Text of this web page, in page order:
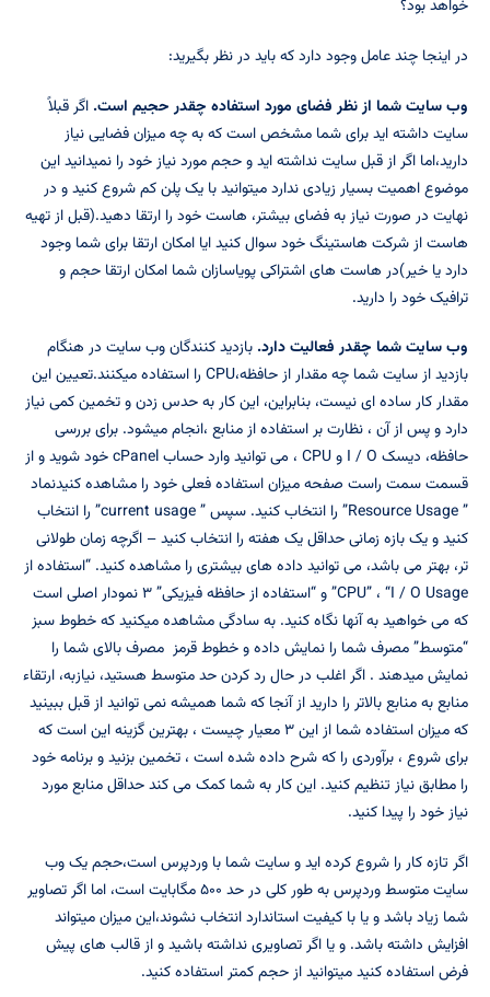
خواهد بود؟
در اینجا چند عامل وجود دارد که باید در نظر بگیرید:
وب سایت شما از نظر فضای مورد استفاده چقدر حجیم است. اگر قبلاً
سایت داشته اید برای شما مشخص است که به چه میزان فضایی نیاز
دارید،اما اگر از قبل سایت نداشته اید و حجم مورد نیاز خود را نمیدانید این
موضوع اهمیت بسیار زیادی ندارد میتوانید با یک پلن کم شروع کنید و در
نهایت در صورت نیاز به فضای بیشتر، هاست خود را ارتقا دهید.(قبل از تهیه
هاست از شرکت هاستینگ خود سوال کنید ایا امکان ارتقا برای شما وجود
دارد یا خیر)در هاست های اشتراکی پویاسازان شما امکان ارتقا حجم و
ترافیک خود را دارید.
وب سایت شما چقدر فعالیت دارد. بازدید کنندگان وب سایت در هنگام
بازدید از سایت شما چه مقدار از حافظه،CPU را استفاده میکنند.تعیین این
مقدار کار ساده ای نیست، بنابراین، این کار به حدس زدن و تخمین کمی نیاز
دارد و پس از آن ، نظارت بر استفاده از منابع ،انجام میشود. برای بررسی
حافظه، دیسک I / O و CPU ، می توانید وارد حساب cPanel خود شوید و از
قسمت سمت راست صفحه میزان استفاده فعلی خود را مشاهده کنیدنماد
” Resource Usage” را انتخاب کنید. سپس ” current usage” را انتخاب
کنید و یک بازه زمانی حداقل یک هفته را انتخاب کنید – اگرچه زمان طولانی
تر، بهتر می باشد، می توانید داده های بیشتری را مشاهده کنید. “استفاده از
CPU” ، “I / O Usage” و “استفاده از حافظه فیزیکی” ۳ نمودار اصلی است
که می خواهید به آنها نگاه کنید. به سادگی مشاهده میکنید که خطوط سبز
“متوسط” مصرف شما را نمایش داده و خطوط قرمز مصرف بالای شما را
نمایش میدهند . اگر اغلب در حال رد کردن حد متوسط هستید، نیازبه، ارتقاء
منابع به منابع بالاتر را دارید از آنجا که شما همیشه نمی توانید از قبل ببینید
که میزان استفاده شما از این ۳ معیار چیست ، بهترین گزینه این است که
برای شروع ، برآوردی را که شرح داده شده است ، تخمین بزنید و برنامه خود
را مطابق نیاز تنظیم کنید. این کار به شما کمک می کند حداقل منابع مورد
نیاز خود را پیدا کنید.
اگر تازه کار را شروع کرده اید و سایت شما با وردپرس است،حجم یک وب
سایت متوسط ​​وردپرس به طور کلی در حد ۵۰۰ مگابایت است، اما اگر تصاویر
شما زیاد باشد و یا با کیفیت استاندارد انتخاب نشوند،این میزان میتواند
افزایش داشته باشد. و یا اگر تصاویری نداشته باشید و از قالب های پیش
فرض استفاده کنید میتوانید از حجم کمتر استفاده کنید.